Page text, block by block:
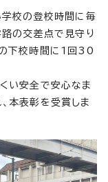
校の登校時間に毎
の交差点で見守り
の下校時間に1回30
い安全で安心なま
本表彰を受賞しま